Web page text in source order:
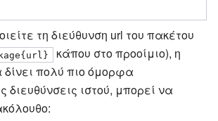
τη διεύθυνση url του πακέτου
κάπου στο προοίμιο), η
δίνει πολύ πιο όμορφα
ιστού, μπορεί να